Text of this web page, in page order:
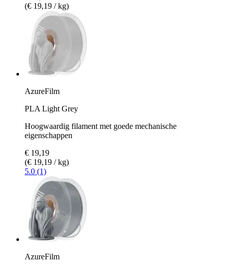
(€ 19,19 / kg)
AzureFilm
PLA Light Grey
Hoogwaardig filament met goede mechanische
eigenschappen
€ 19,19
(€ 19,19 / kg)
5.0 (1)
AzureFilm